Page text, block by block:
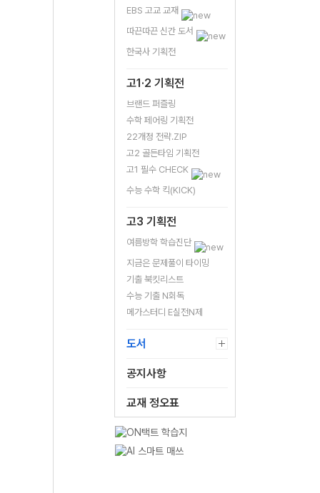
EBS 고교 교재
따끈따끈 신간 도서
한국사 기획전
고1·2 기획전
브랜드 퍼즐링
수학 페어링 기획전
22개정 전략.ZIP
고2 골든타임 기획전
고1 필수 CHECK
수능 수학 킥(KICK)
고3 기획전
여름방학 학습진단
지금은 문제풀이 타이밍
기출 북킷리스트
수능 기출 N회독
메가스터디 E실전N제
도서
공지사항
교재 정오표